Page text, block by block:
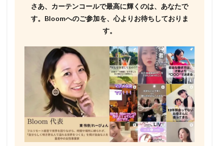
さあ、カーテンコールで最高に輝くのは、あなたで
す。 Bloomへのご参加を、心よりお待ちしておりま
す。